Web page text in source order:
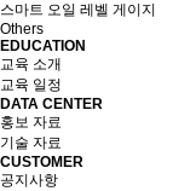
스마트 오일 레벨 게이지
Others
EDUCATION
교육 소개
교육 일정
DATA CENTER
홍보 자료
기술 자료
CUSTOMER
공지사항